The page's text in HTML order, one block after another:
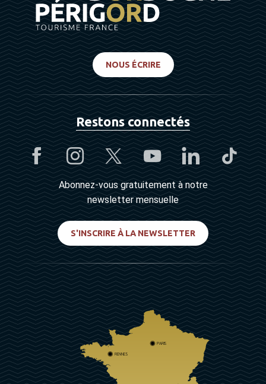
NOUS ÉCRIRE
Restons connectés
Abonnez-vous gratuitement à notre
newsletter mensuelle
S'INSCRIRE À LA NEWSLETTER
PARIS
RENNES